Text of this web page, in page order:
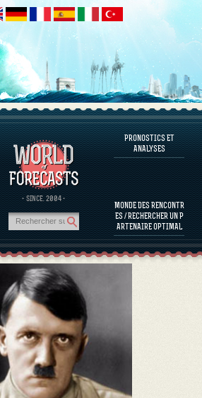
· SINCE. 2004 ·
PRONOSTICS ET
ANALYSES
MONDE DES RENCONTR
ES / RECHERCHER UN P
ARTENAIRE OPTIMAL
QU’ON VOUS PROPOSE
CARACTÈRE D’UNE PERSONNE
DE PERSONNALITÉS CÉLÈBRES
QU’ON VOUS PROPOSE
COMPATIBILITÉ DE PARTENAIRES
ET ANALYSES